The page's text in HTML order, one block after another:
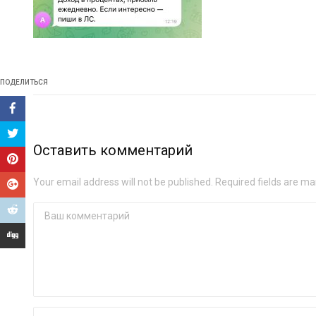
ПОДЕЛИТЬСЯ
Оставить комментарий
Your email address will not be published. Required fields are